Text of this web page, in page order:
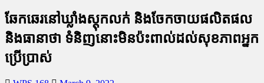
ឆែកឆេរនៅឃ្លាំងស្ដុកលក់ និងចែកចាយផលិតផល
និងធានាថា ទំនិញនោះមិនប៉ះពាល់ដល់សុខភាពអ្នក
ប្រើប្រាស់